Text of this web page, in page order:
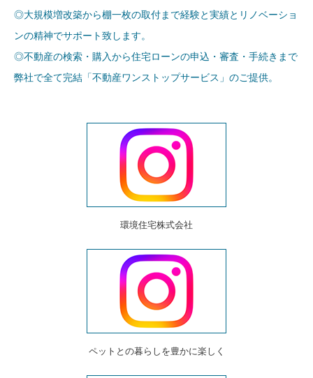
◎大規模増改築から棚一枚の取付まで経験と実績とリノベーショ
ンの精神でサポート致します。
◎不動産の検索・購入から住宅ローンの申込・審査・手続きまで
弊社で全て完結「不動産ワンストップサービス」のご提供。
環境住宅株式会社
ペットとの暮らしを豊かに楽しく